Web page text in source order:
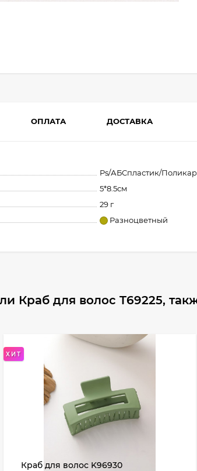
ОПЛАТА ДОСТАВКА
Ps/АБСпластик/
5*8.5см
29 г
Разноцветный
Краб для волос T69225,
ХИТ
Краб для волос K96930